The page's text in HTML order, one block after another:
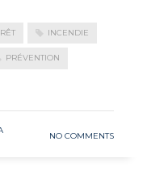
INCENDIE
PRÉVENTION
NO COMMENTS